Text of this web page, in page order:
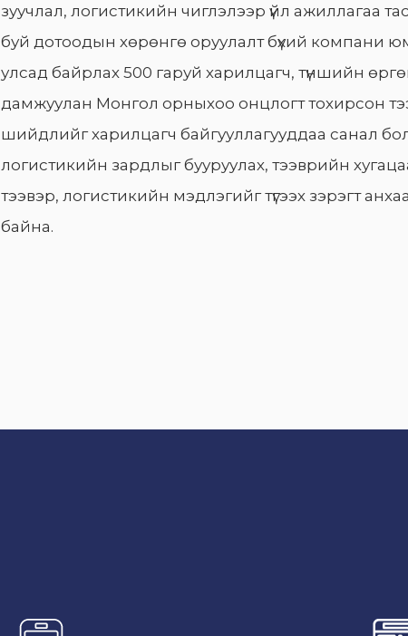
зуучлал, логистикийн чиглэлээр үйл ажиллагаа
буй дотоодын хөрөнгө оруулалт бүхий компани
улсад байрлах 500 гаруй харилцагч, түншийн
дамжуулан Монгол орныхоо онцлогт тохирсон
шийдлийг харилцагч байгууллагууддаа санал
логистикийн зардлыг бууруулах, тээврийн
тээвэр, логистикийн мэдлэгийг түгээх зэрэгт
байна.